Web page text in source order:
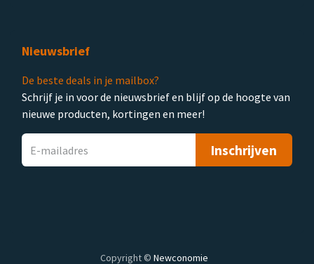
Nieuwsbrief
De beste deals in je mailbox?
Schrijf je in voor de nieuwsbrief en blijf op de hoogte van
nieuwe producten, kortingen en meer!
Inschrijven
Copyright © Newconomie